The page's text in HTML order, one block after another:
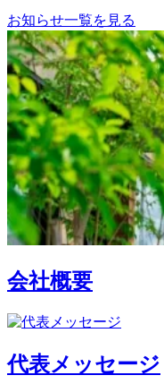
お知らせ一覧を見る
会社概要
代表メッセージ